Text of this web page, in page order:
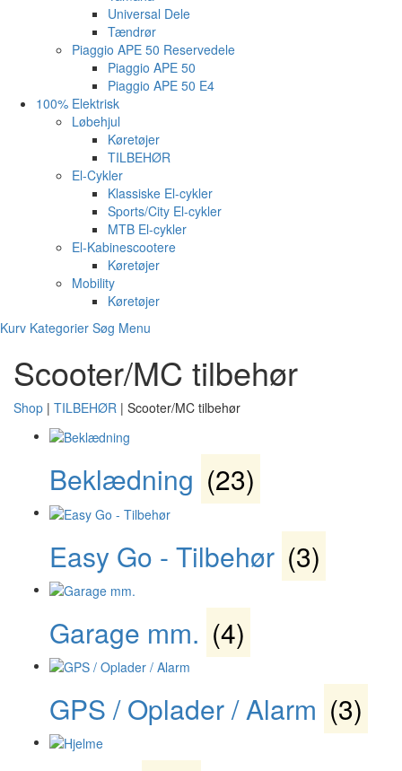
Universal Dele
Tændrør
Piaggio APE 50 Reservedele
Piaggio APE 50
Piaggio APE 50 E4
100% Elektrisk
Løbehjul
Køretøjer
TILBEHØR
El-Cykler
Klassiske El-cykler
Sports/City El-cykler
MTB El-cykler
El-Kabinescootere
Køretøjer
Mobility
Køretøjer
Kurv Kategorier Søg Menu
Scooter/MC tilbehør
Shop | TILBEHØR | Scooter/MC tilbehør
Beklædning (23)
Easy Go - Tilbehør (3)
Garage mm. (4)
GPS / Oplader / Alarm (3)